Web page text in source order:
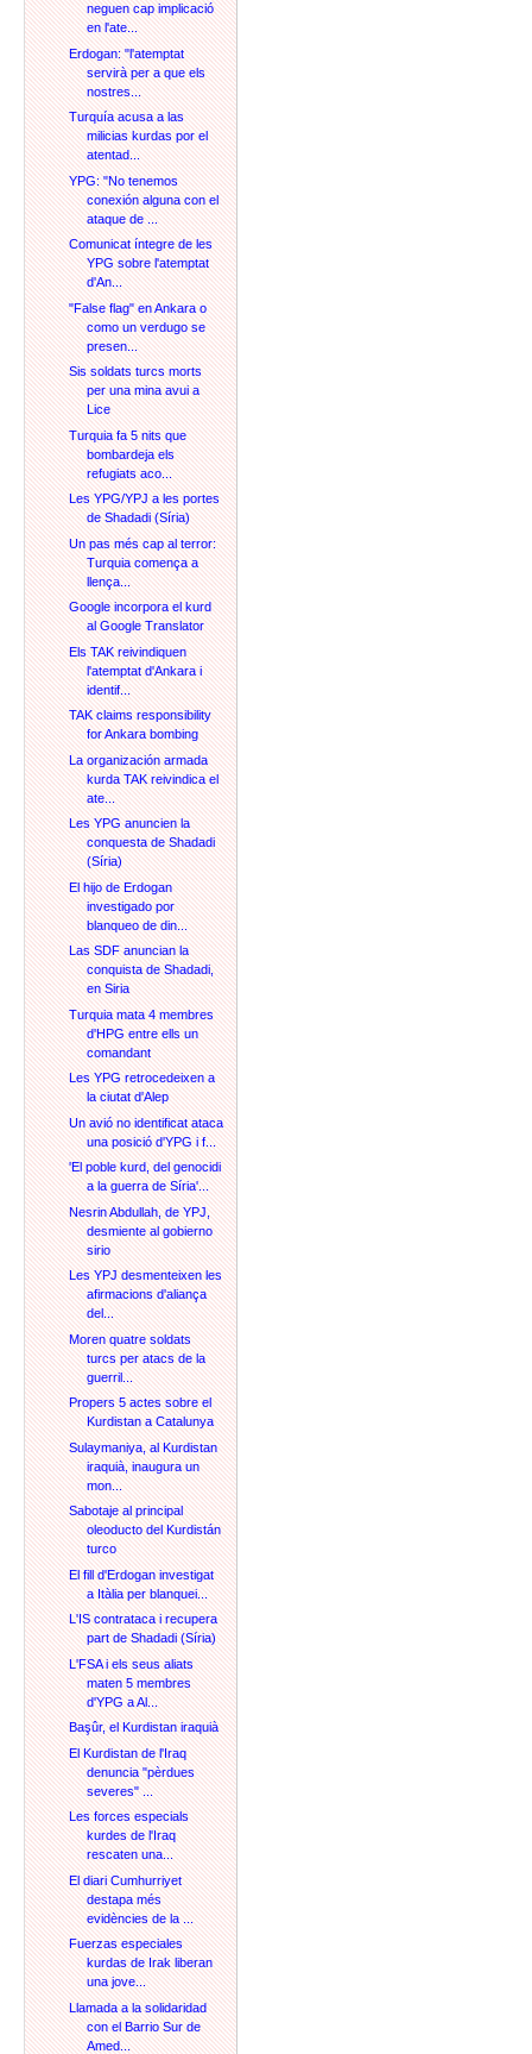
neguen cap implicació
en l'ate...
Erdogan: "l'atemptat
servirà per a que els
nostres...
Turquía acusa a las
milicias kurdas por el
atentad...
YPG: "No tenemos
conexión alguna con el
ataque de ...
Comunicat íntegre de les
YPG sobre l'atemptat
d'An...
"False flag" en Ankara o
como un verdugo se
presen...
Sis soldats turcs morts
per una mina avui a
Lice
Turquia fa 5 nits que
bombardeja els
refugiats aco...
Les YPG/YPJ a les portes
de Shadadi (Síria)
Un pas més cap al terror:
Turquia comença a
llença...
Google incorpora el kurd
al Google Translator
Els TAK reivindiquen
l'atemptat d'Ankara i
identif...
TAK claims responsibility
for Ankara bombing
La organización armada
kurda TAK reivindica el
ate...
Les YPG anuncien la
conquesta de Shadadi
(Síria)
El hijo de Erdogan
investigado por
blanqueo de din...
Las SDF anuncian la
conquista de Shadadi,
en Siria
Turquia mata 4 membres
d'HPG entre ells un
comandant
Les YPG retrocedeixen a
la ciutat d'Alep
Un avió no identificat ataca
una posició d'YPG i f...
'El poble kurd, del genocidi
a la guerra de Síria'...
Nesrin Abdullah, de YPJ,
desmiente al gobierno
sirio
Les YPJ desmenteixen les
afirmacions d'aliança
del...
Moren quatre soldats
turcs per atacs de la
guerril...
Propers 5 actes sobre el
Kurdistan a Catalunya
Sulaymaniya, al Kurdistan
iraquià, inaugura un
mon...
Sabotaje al principal
oleoducto del Kurdistán
turco
El fill d'Erdogan investigat
a Itàlia per blanquei...
L'IS contrataca i recupera
part de Shadadi (Síria)
L'FSA i els seus aliats
maten 5 membres
d'YPG a Al...
Başûr, el Kurdistan iraquià
El Kurdistan de l'Iraq
denuncia "pèrdues
severes" ...
Les forces especials
kurdes de l'Iraq
rescaten una...
El diari Cumhurriyet
destapa més
evidències de la ...
Fuerzas especiales
kurdas de Irak liberan
una jove...
Llamada a la solidaridad
con el Barrio Sur de
Amed...